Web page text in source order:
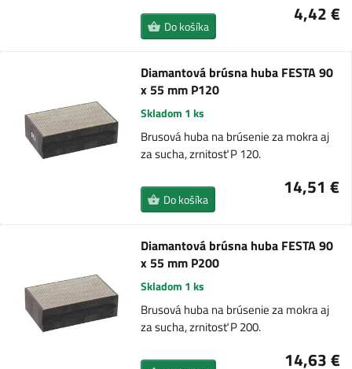
4,42 €
Do košíka
Diamantová brúsna huba FESTA 90
x 55 mm P120
Skladom 1 ks
Brusová huba na brúsenie za mokra aj
za sucha, zrnitosť P 120.
14,51 €
Do košíka
Diamantová brúsna huba FESTA 90
x 55 mm P200
Skladom 1 ks
Brusová huba na brúsenie za mokra aj
za sucha, zrnitosť P 200.
14,63 €